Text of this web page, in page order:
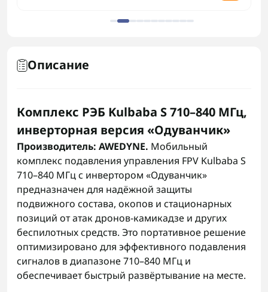
Описание
Комплекс РЭБ Kulbaba S 710–840 МГц,
инверторная версия «Одуванчик»
Производитель: AWEDYNE. Мобильный
комплекс подавления управления FPV Kulbaba S
710–840 МГц с инвертором «Одуванчик»
предназначен для надёжной защиты
подвижного состава, окопов и стационарных
позиций от атак дронов‑камикадзе и других
беспилотных средств. Это портативное решение
оптимизировано для эффективного подавления
сигналов в диапазоне 710–840 МГц и
обеспечивает быстрый развёртывание на месте.